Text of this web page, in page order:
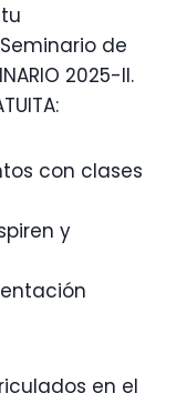
de
2025-II.
con clases
y
en el